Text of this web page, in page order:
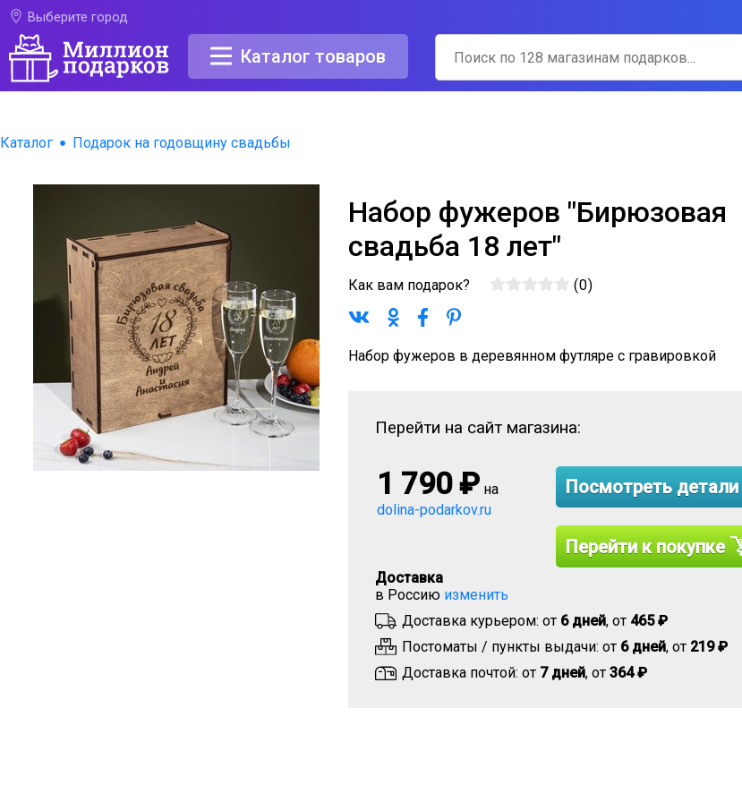
Выберите город
Каталог товаров
Каталог Подарок на годовщину свадьбы
Набор фужеров "Бирюзовая
свадьба 18 лет"
Как вам подарок? (0)
Набор фужеров в деревянном футляре с гравировкой
Перейти на сайт магазина:
1 790 ₽ на
dolina-podarkov.ru
Посмотреть детали
Перейти к покупке
Доставка
в Россию изменить
Доставка курьером: от 6 дней, от 465 ₽
Постоматы / пункты выдачи: от 6 дней, от 219 ₽
Доставка почтой: от 7 дней, от 364 ₽